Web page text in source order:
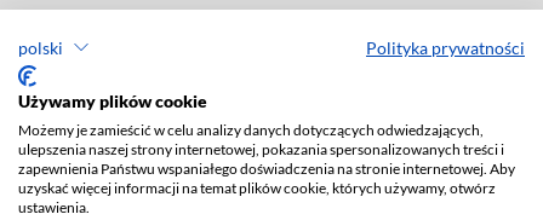
polski Polityka prywatności
Używamy plików cookie
Możemy je zamieścić w celu analizy danych dotyczących odwiedzających,
ulepszenia naszej strony internetowej, pokazania spersonalizowanych treści i
zapewnienia Państwu wspaniałego doświadczenia na stronie internetowej. Aby
uzyskać więcej informacji na temat plików cookie, których używamy, otwórz
ustawienia.
e-ISSN 2657-4381
Publisher Lodz University Press
Jana Matejki St., no 34A, postal code: 90-237, city: Łódź
Phone: +48 42 235 01 65, fax: +48 42 66 55 86
Publisher's office: agnieszka.janicka@uni.lodz.pl